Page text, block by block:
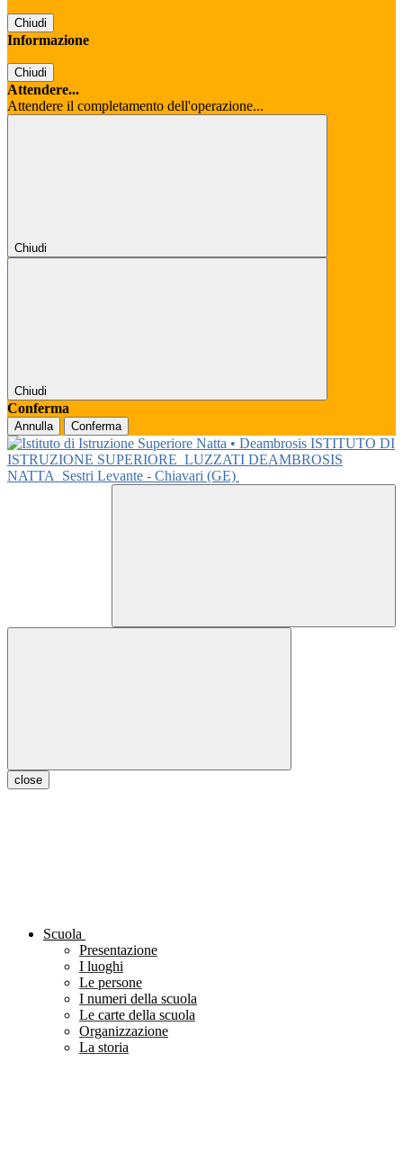
Chiudi
Informazione
Chiudi
Attendere...
Attendere il completamento dell'operazione...
Chiudi
Chiudi
Conferma
Annulla Conferma
ISTITUTO DI
ISTRUZIONE SUPERIORE LUZZATI DEAMBROSIS
NATTA
Sestri Levante - Chiavari (GE)
close
Scuola
Presentazione
I luoghi
Le persone
I numeri della scuola
Le carte della scuola
Organizzazione
La storia